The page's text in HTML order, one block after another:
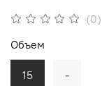
(0)
Объем
15 -